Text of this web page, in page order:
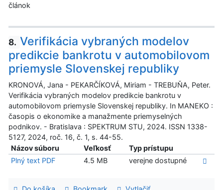
článok
8. Verifikácia vybraných modelov
predikcie bankrotu v automobilovom
priemysle Slovenskej republiky
KRONOVÁ, Jana - PEKARČÍKOVÁ, Miriam - TREBUŇA, Peter.
Verifikácia vybraných modelov predikcie bankrotu v
automobilovom priemysle Slovenskej republiky. In MANEKO :
časopis o ekonomike a manažmente priemyselných
podnikov. - Bratislava : SPEKTRUM STU, 2024. ISSN 1338-
5127, 2024, roč. 16, č. 1, s. 44-55.
Názov súboru
Veľkosť
Typ prístupu
Plný text PDF
4.5 MB verejne dostupné